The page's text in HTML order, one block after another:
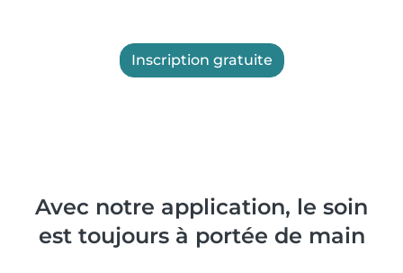
Inscription gratuite
Avec notre application, le soin
est toujours à portée de main